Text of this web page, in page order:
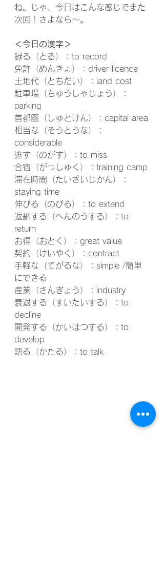
ね。じゃ、今日はこんな感じでまた
次回！さよなら〜。
＜今日の漢字＞
録る（とる）：to record
免許（めんきょ）：driver licence
土地代（とちだい）：land cost
駐車場（ちゅうしゃじょう）：
parking
首都圏（しゅとけん）：capital area
相当な（そうとうな）：
considerable
逃す（のがす）：to miss
合宿（がっしゅく）：training camp
滞在時間（たいざいじかん）：
staying time
伸びる（のびる）：to extend
返納する（へんのうする）：to
return
お得（おとく）：great value
契約（けいやく）：contract
手軽な（てがるな）：simple /簡単
にできる
産業（さんぎょう）：industry
衰退する（すいたいする）：to
decline
開発する（かいはつする）：to
develop
語る（かたる）：to talk